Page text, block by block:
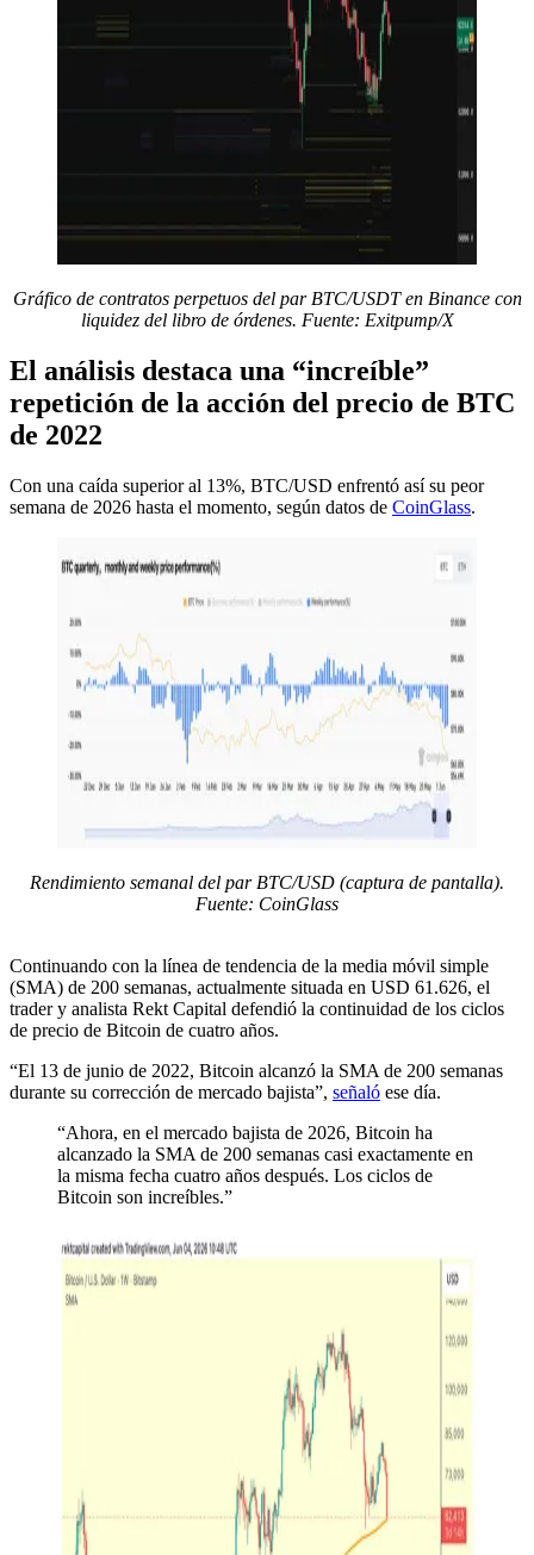
Gráfico de contratos perpetuos del par BTC/USDT en Binance con
liquidez del libro de órdenes. Fuente: Exitpump/X
El análisis destaca una “increíble”
repetición de la acción del precio de BTC
de 2022
Con una caída superior al 13%, BTC/USD enfrentó así su peor
semana de 2026 hasta el momento, según datos de CoinGlass.
Rendimiento semanal del par BTC/USD (captura de pantalla).
Fuente: CoinGlass
Continuando con la línea de tendencia de la media móvil simple
(SMA) de 200 semanas, actualmente situada en USD 61.626, el
trader y analista Rekt Capital defendió la continuidad de los ciclos
de precio de Bitcoin de cuatro años.
“El 13 de junio de 2022, Bitcoin alcanzó la SMA de 200 semanas
durante su corrección de mercado bajista”, señaló ese día.
“Ahora, en el mercado bajista de 2026, Bitcoin ha
alcanzado la SMA de 200 semanas casi exactamente en
la misma fecha cuatro años después. Los ciclos de
Bitcoin son increíbles.”